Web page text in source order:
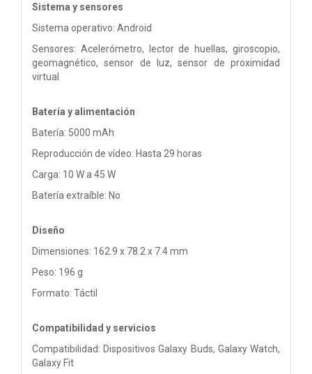
Sistema y sensores
Sistema operativo: Android
Sensores: Acelerómetro, lector de huellas, giroscopio,
geomagnético, sensor de luz, sensor de proximidad
virtual
Batería y alimentación
Batería: 5000 mAh
Reproducción de vídeo: Hasta 29 horas
Carga: 10 W a 45 W
Batería extraíble: No
Diseño
Dimensiones: 162.9 x 78.2 x 7.4 mm
Peso: 196 g
Formato: Táctil
Compatibilidad y servicios
Compatibilidad: Dispositivos Galaxy Buds, Galaxy Watch,
Galaxy Fit